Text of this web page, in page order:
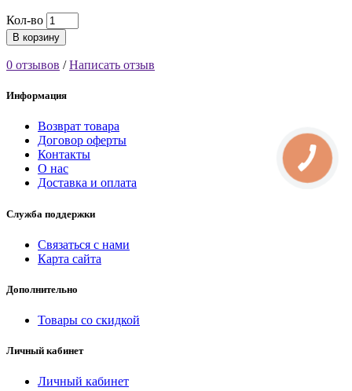
Кол-во
В корзину
0 отзывов /Написать отзыв
Информация
Возврат товара
Договор оферты
Контакты
О нас
Доставка и оплата
Служба поддержки
Связаться с нами
Карта сайта
Дополнительно
Товары со скидкой
Личный кабинет
Личный кабинет